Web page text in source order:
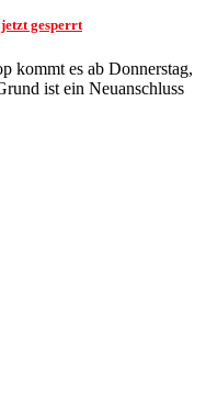
gesperrt
kommt es ab Donnerstag,
ist ein Neuanschluss